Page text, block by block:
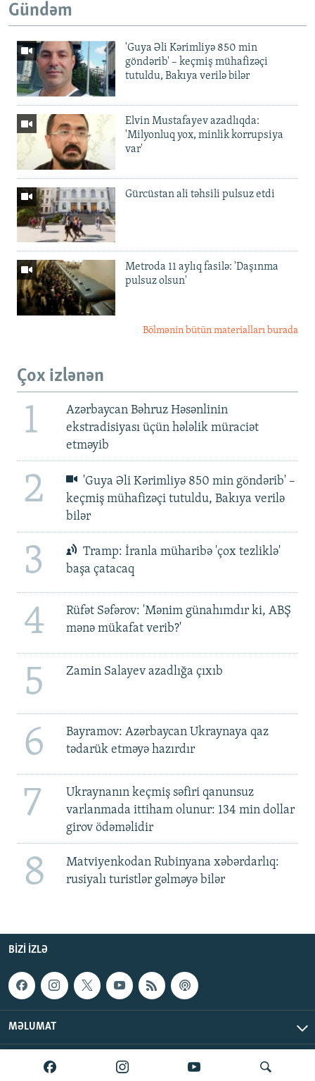
Gündəm
'Guya Əli Kərimliyə 850 min
göndərib' – keçmiş mühafizəçi
tutuldu, Bakıya verilə bilər
Elvin Mustafayev azadlıqda:
'Milyonluq yox, minlik korrupsiya
var'
Gürcüstan ali təhsili pulsuz etdi
Metroda 11 aylıq fasilə: 'Daşınma
pulsuz olsun'
Bölmənin bütün materialları burada
Çox izlənən
1
Azərbaycan Bəhruz Həsənlinin
ekstradisiyası üçün hələlik müraciət
etməyib
2
'Guya Əli Kərimliyə 850 min göndərib' –
keçmiş mühafizəçi tutuldu, Bakıya verilə
bilər
3
Tramp: İranla müharibə 'çox tezliklə'
başa çatacaq
4
Rüfət Səfərov: 'Mənim günahımdır ki, ABŞ
mənə mükafat verib?'
5 Zamin Salayev azadlığa çıxıb
6
Bayramov: Azərbaycan Ukraynaya qaz
tədarük etməyə hazırdır
7
Ukraynanın keçmiş səfiri qanunsuz
varlanmada ittiham olunur: 134 min dollar
girov ödəməlidir
8
Matviyenkodan Rubinyana xəbərdarlıq:
rusiyalı turistlər gəlməyə bilər
BIZI IZLƏ
MƏLUMAT
AzadlıqRadiosu © 2026 Inc. | Bütün hüquqlar qorunur